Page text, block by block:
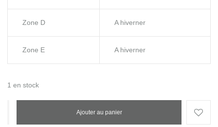
Zone D A hiverner
Zone E A hiverner
1 en stock
Ajouter au panier